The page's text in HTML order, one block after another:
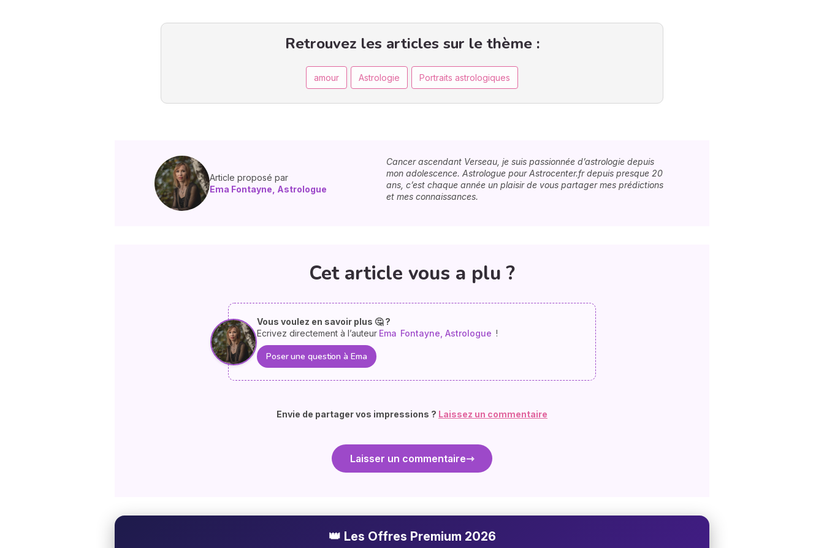
Retrouvez les articles sur le thème :
amour Astrologie Portraits astrologiques
Article proposé par
Ema Fontayne, Astrologue
Cancer ascendant Verseau, je suis passionnée d’astrologie depuis
mon adolescence. Astrologue pour Astrocenter.fr depuis presque 20
ans, c’est chaque année un plaisir de vous partager mes prédictions
et mes connaissances.
Cet article vous a plu ?
Vous voulez en savoir plus 🤔 ?
Ecrivez directement à l’auteur Ema Fontayne, Astrologue !
Poser une question à Ema
Envie de partager vos impressions ? Laissez un commentaire
Laisser un commentaire
👑 Les Offres Premium 2026